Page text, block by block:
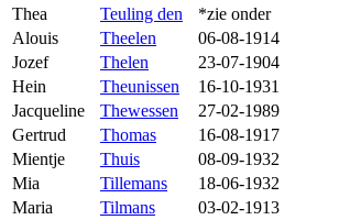
Thea
Teuling den *zie onder
Alouis
Theelen 06-08-1914
Jozef
Thelen 23-07-1904
Hein
Theunissen 16-10-1931
Jacqueline
Thewessen 27-02-1989
Gertrud
Thomas 16-08-1917
Mientje
Thuis 08-09-1932
Mia
Tillemans 18-06-1932
Maria
Tilmans 03-02-1913